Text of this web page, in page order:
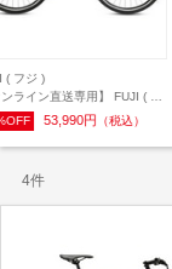
( フジ )
ライン直送専用】 FUJI ( フ
ロスバイク RAIZ ( ライズ )
タル 21 (身長目安180cm前
53,990円 （税込）
4件